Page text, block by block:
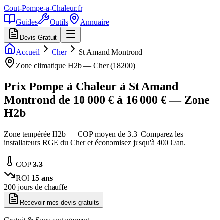
Cout-Pompe-a-Chaleur.fr
Guides
Outils Annuaire
Devis Gratuit
Accueil Cher
St Amand Montrond
Zone climatique H2b — Cher(18200)
Prix Pompe à Chaleur à St Amand
Montrond de 10 000 € à 16 000 € — Zone
H2b
Zone tempérée H2b — COP moyen de 3.3. Comparez les
installateurs RGE du Cher et économisez jusqu'à 400 €/an.
COP3.3
ROI 15 ans
200 jours de chauffe
Recevoir mes devis gratuits